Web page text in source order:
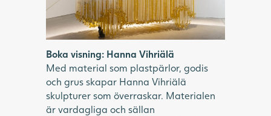
Boka visning: Hanna Vihriälä
Med material som plastpärlor, godis
och grus skapar Hanna Vihriälä
skulpturer som överraskar. Materialen
är vardagliga och sällan